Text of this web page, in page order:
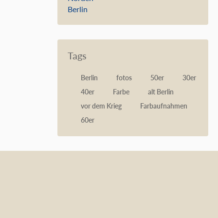
Berlin
Tags
Berlin fotos 50er
30er
40er
Farbe
alt Berlin
vor dem Krieg
Farbaufnahmen
60er